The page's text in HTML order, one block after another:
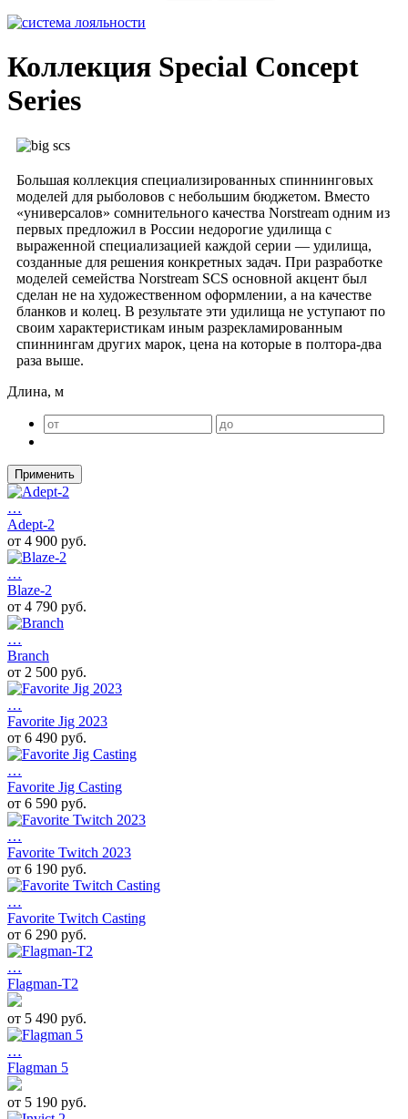
Коллекция Special Concept
Series
Большая коллекция специализированных спиннинговых
моделей для рыболовов с небольшим бюджетом. Вместо
«универсалов» сомнительного качества Norstream одним из
первых предложил в России недорогие удилища с
выраженной специализацией каждой серии — удилища,
созданные для решения конкретных задач. При разработке
моделей семейства Norstream SCS основной акцент был
сделан не на художественном оформлении, а на качестве
бланков и колец. В результате эти удилища не уступают по
своим характеристикам иным разрекламированным
спиннингам других марок, цена на которые в полтора-два
раза выше.
Длина, м
Применить
…
Adept-2
от 4 900 руб.
…
Blaze-2
от 4 790 руб.
…
Branch
от 2 500 руб.
…
Favorite Jig 2023
от 6 490 руб.
…
Favorite Jig Casting
от 6 590 руб.
…
Favorite Twitch 2023
от 6 190 руб.
…
Favorite Twitch Casting
от 6 290 руб.
…
Flagman-T2
от 5 490 руб.
…
Flagman 5
от 5 190 руб.